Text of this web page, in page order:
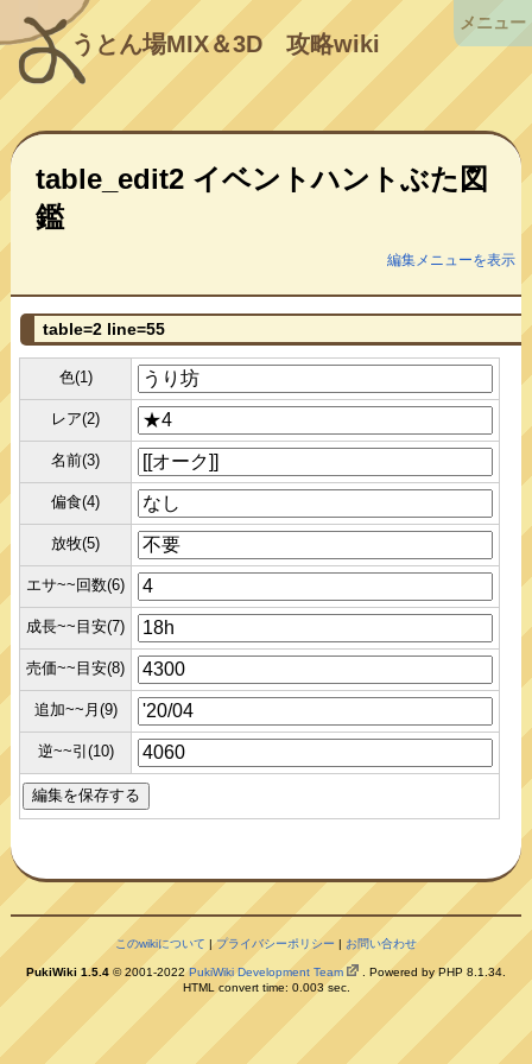
うとん場MIX＆3D攻略wiki
table_edit2 イベントハントぶた図
鑑
編集メニューを表示
table=2 line=55
色(1)
レア(2)
名前(3)
偏食(4)
放牧(5)
エサ~~回数(6)
成長~~目安(7)
売価~~目安(8)
追加~~月(9)
逆~~引(10)
このwikiについて |プライバシーポリシー | お問い合わせ
PukiWiki 1.5.4 © 2001-2022PukiWiki Development Team
. Powered by PHP 8.1.34.
HTML convert time: 0.003 sec.
メニュー